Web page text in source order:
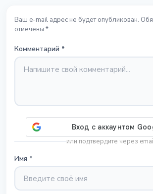
Ваш e-mail адрес не будет опубликован.
отмечены *
Комментарий *
или подтвердите через
Имя *